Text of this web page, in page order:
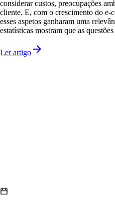
considerar custos, preocupações
cliente. E, com o crescimento do e-
esses aspetos ganharam uma
estatísticas mostram que as
Ler artigo